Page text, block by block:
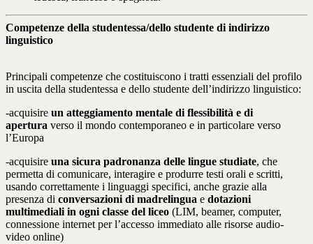
Competenze della studentessa/dello studente di indirizzo
linguistico
Principali competenze che costituiscono i tratti essenziali del profilo
in uscita della studentessa e dello studente dell’indirizzo linguistico:
-acquisire un atteggiamento mentale di flessibilità e di
apertura verso il mondo contemporaneo e in particolare verso
l’Europa
-acquisire una sicura padronanza delle lingue studiate, che
permetta di comunicare, interagire e produrre testi orali e scritti,
usando correttamente i linguaggi specifici, anche grazie alla
presenza di conversazioni di madrelingua e dotazioni
multimediali in ogni classe del liceo (LIM, beamer, computer,
connessione internet per l’accesso immediato alle risorse audio-
video online)